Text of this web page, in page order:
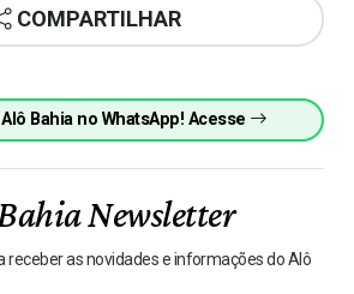
COMPARTILHAR
Bahia no WhatsApp! Acesse
Newsletter
receber as novidades e informações do Alô